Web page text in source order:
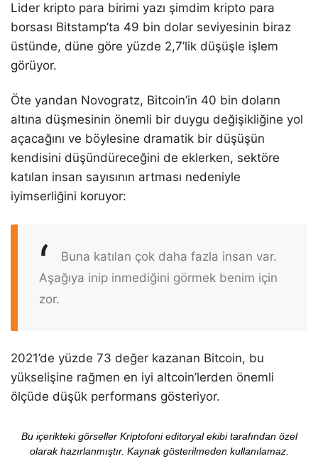
Lider kripto para birimi yazı şimdim kripto para
borsası Bitstamp’ta 49 bin dolar seviyesinin biraz
üstünde, düne göre yüzde 2,7’lik düşüşle işlem
görüyor.
Öte yandan Novogratz, Bitcoin’in 40 bin doların
altına düşmesinin önemli bir duygu değişikliğine yol
açacağını ve böylesine dramatik bir düşüşün
kendisini düşündüreceğini de eklerken, sektöre
katılan insan sayısının artması nedeniyle
iyimserliğini koruyor:
Buna katılan çok daha fazla insan var.
Aşağıya inip inmediğini görmek benim için
zor.
2021’de yüzde 73 değer kazanan Bitcoin, bu
yükselişine rağmen en iyi altcoin’lerden önemli
ölçüde düşük performans gösteriyor.
Bu içerikteki görseller Kriptofoni editoryal ekibi tarafından özel
olarak hazırlanmıştır. Kaynak gösterilmeden kullanılamaz.